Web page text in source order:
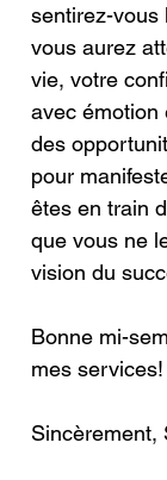
sentirez-vous
vous aurez
vie, votre
avec émotion
des
pour
êtes en train
que vous ne
vision du
Bonne mi-
mes services!
Sincèrement,